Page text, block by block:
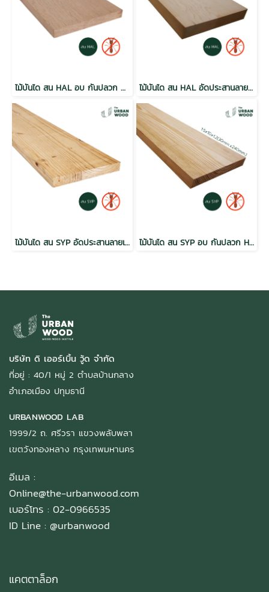
ไม้บันได สน HAL อบ กันปลวก H3.2 เกรดเนเชอรัล 1.5x12x2.4 (30mm.x280mm.) ไม้บันได สน HAL อัดประสานลายเส้นตรง อบ กันปลวก H3.2 เกรดเนเชอรัล 1.5x12x1.2 (30mm.x300mm.)
ไม้บันได สน SYP อัดประสานลายเส้นตรง อบ กันปลวก H3.2 เกรดเนเชอรัล 1.5x12x1.2 (30mm.x300mm.) ไม้บันได สน SYP อบ กันปลวก H3.2 เกรดเนเชอรัล 1.5x10x1.2 (30mm.x240mm.)
บริษัท ดิ เออร์เบิ้น วู้ด จำกัด
ที่อยู่ : 40/1 หมู่ 2 ตำบลบ้านกลาง
อำเภอเมือง ปทุมธานี
URBANWOOD LAB
1999/2 ถ. ศรีวรา แขวงพลับพลา
เขตวังทองหลาง กรุงเทพมหานคร
อีเมล :
Online@the-urbanwood.com
เบอร์โทร : 02-0966535
ID Line : @urbanwood
แคตตาล็อก